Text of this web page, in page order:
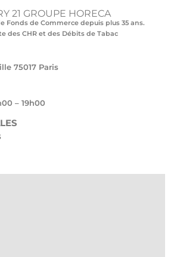
Fonds de Commerce depuis plus 35 ans.
des CHR et des Débits de Tabac
75017 Paris
– 19h00